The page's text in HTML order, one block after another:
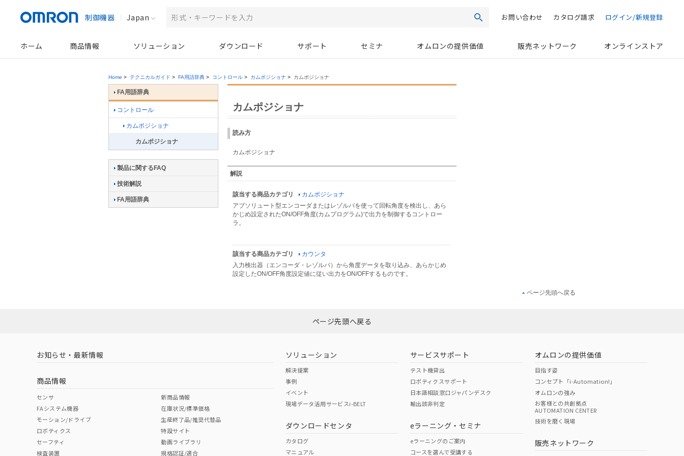
制御機器 Japan お問い合わせ カタログ請求 ログイン/新規登録
ホーム 商品情報 ソリューション ダウンロード サポート セミナ オムロンの提供価値 販売ネットワーク オンラインストア
Home > テクニカルガイド > FA用語辞典 > コントロール > カムポジショナ > カムポジショナ
カムポジショナ
読み方
カムポジショナ
解説
該当する商品カテゴリ
カムポジショナ
アブソリュート型エンコーダまたはレゾルバを使って回転角度を検出し、あら
かじめ設定されたON/OFF角度(カムプログラム)で出力を制御するコントロー
ラ。
該当する商品カテゴリ
カウンタ
入力検出器（エンコーダ・レゾルバ）から角度データを取り込み、あらかじめ
設定したON/OFF角度設定値に従い出力をON/OFFするものです。
FA用語辞典
コントロール
カムポジショナ
カムポジショナ
製品に関するFAQ
技術解説
FA用語辞典
ページ先頭へ戻る
ページ先頭へ戻る
お知らせ・最新情報
商品情報
センサ
FAシステム機器
モーション/ドライブ
ロボティクス
セーフティ
検査装置
新商品情報
在庫状況/標準価格
生産終了品/推奨代替品
特設サイト
動画ライブラリ
規格認証/適合
ソリューション
解決提案
事例
イベント
現場データ活用サービスi-BELT
ダウンロードセンタ
カタログ
マニュアル
サービスサポート
テスト機貸出
ロボティクスサポート
日本語相談窓口ジャパンデスク
輸出該非判定
eラーニング・セミナ
eラーニングのご案内
コースを選んで受講する
オムロンの提供価値
目指す姿
コンセプト「i-Automation!」
オムロンの強み
お客様との共創拠点
AUTOMATION CENTER
技術を磨く現場
販売ネットワーク